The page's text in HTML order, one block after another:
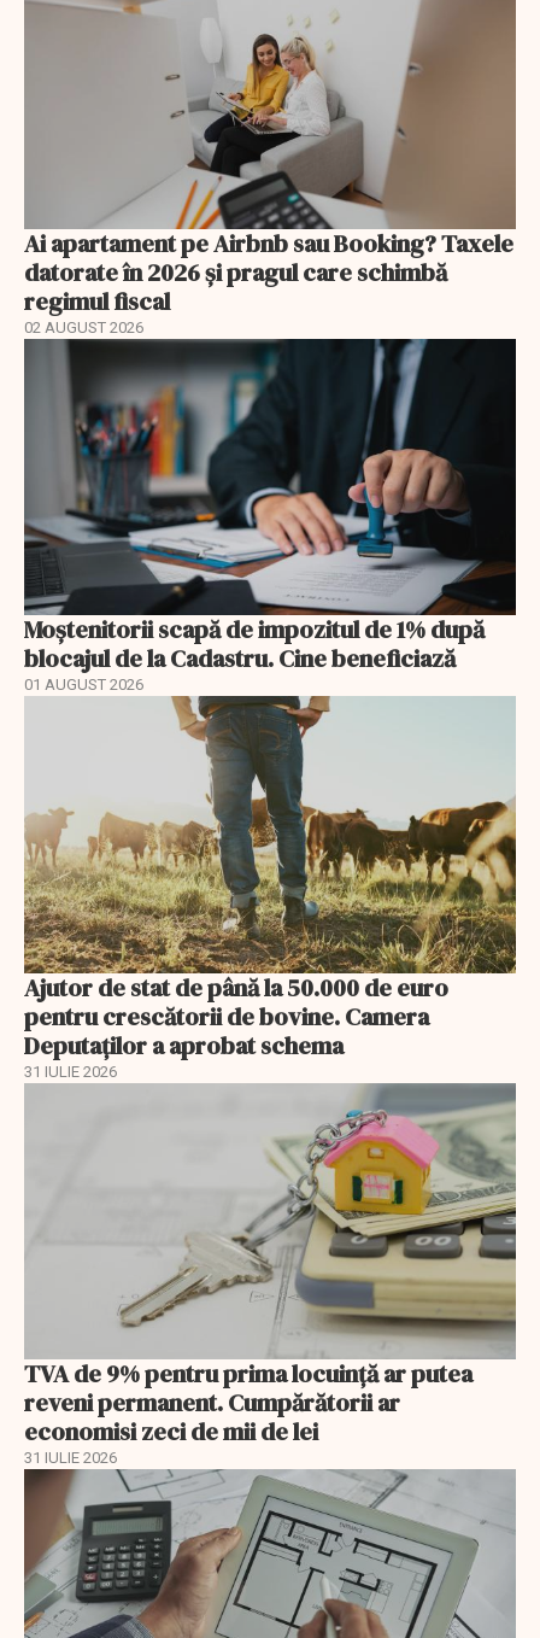
Ai apartament pe Airbnb sau Booking? Taxele
datorate în 2026 și pragul care schimbă
regimul fiscal
02 AUGUST 2026
Moștenitorii scapă de impozitul de 1% după
blocajul de la Cadastru. Cine beneficiază
01 AUGUST 2026
Ajutor de stat de până la 50.000 de euro
pentru crescătorii de bovine. Camera
Deputaților a aprobat schema
31 IULIE 2026
TVA de 9% pentru prima locuință ar putea
reveni permanent. Cumpărătorii ar
economisi zeci de mii de lei
31 IULIE 2026